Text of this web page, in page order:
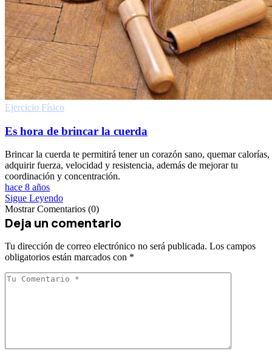
Ejercicio Fí­sico
Es hora de brincar la cuerda
Brincar la cuerda te permitirá tener un corazón sano, quemar calorías,
adquirir fuerza, velocidad y resistencia, además de mejorar tu
coordinación y concentración.
hace 8 años
Sigue Leyendo
Mostrar Comentarios (0)
Deja un comentario
Tu dirección de correo electrónico no será publicada. Los campos
obligatorios están marcados con *